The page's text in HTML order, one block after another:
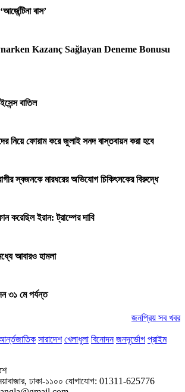
বাস’
Kazanç Sağlayan Deneme Bonusu
বাতিল
নিয়ে ফোরাম করে জুলাই সনদ বাস্তবায়ন করা হবে
স্বজনকে মারধরের অভিযোগ চিকিৎসকের বিরুদ্ধে
করেছিল ইরান: ট্রাম্পের দাবি
আবারও হামলা
৩১ মে পর্যন্ত
জনপ্রিয় সব খবর
সারাদেশ খেলাধুলা বিনোদন জনদূর্ভোগ প্রাইম
নয়াবাজার, ঢাকা-১১০০ যোগাযোগ: 01311-625776